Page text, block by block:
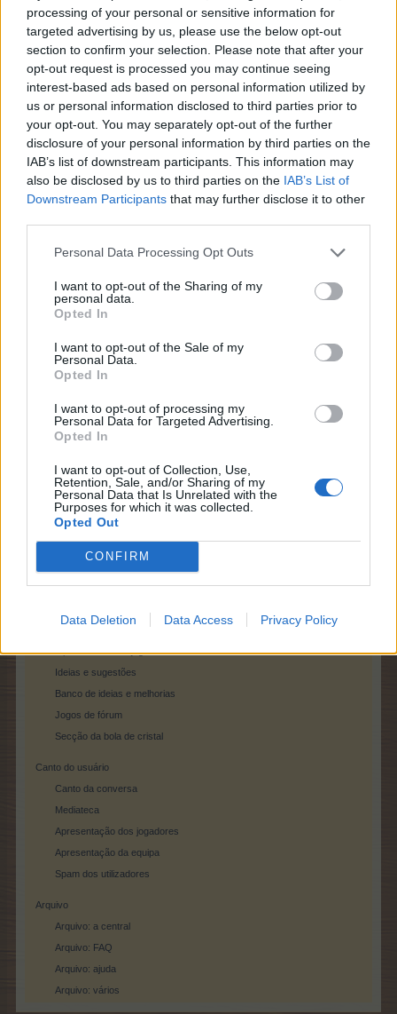
processing of your personal or sensitive information for
targeted advertising by us, please use the below opt-out
section to confirm your selection. Please note that after your
opt-out request is processed you may continue seeing
interest-based ads based on personal information utilized by
us or personal information disclosed to third parties prior to
your opt-out. You may separately opt-out of the further
disclosure of your personal information by third parties on the
IAB’s list of downstream participants. This information may
also be disclosed by us to third parties on the IAB’s List of
Downstream Participants that may further disclose it to other
Personal Data Processing Opt Outs
I want to opt-out of the Sharing of my
personal data.
Opted In
I want to opt-out of the Sale of my
Personal Data.
Opted In
I want to opt-out of processing my
Personal Data for Targeted Advertising.
Opted In
I want to opt-out of Collection, Use,
Retention, Sale, and/or Sharing of my
Personal Data that Is Unrelated with the
Purposes for which it was collected.
Opted Out
CONFIRM
Data Deletion Data Access Privacy Policy
Fóruns
Membros destacados
Actividade recente
Iniciar sessão ou registar
Ajuda
Lista do Fórum
Regras da casa
Regras da casa
Anúncios oficiais
Anúncios técnicos
Eventos
Blog dos programadores
FAQ sobre o jogo
Índice/Descrições
FAQ de eventos
FAQ técnicas
Ajuda
Problemas gerais
Principiantes
Utilizadores+Jogo
Jogos de fórum oficiais
Opiniões sobre o jogo
Ideias e sugestões
Banco de ideias e melhorias
Jogos de fórum
Secção da bola de cristal
Canto do usuário
Canto da conversa
Mediateca
Apresentação dos jogadores
Apresentação da equipa
Spam dos utilizadores
Arquivo
Arquivo: a central
Arquivo: FAQ
Arquivo: ajuda
Arquivo: vários